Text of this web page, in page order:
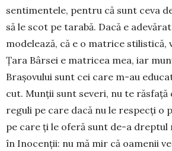
senti­mentele, pentru că sunt ceva
să le scot pe tarabă. Dacă e
modelează, că e o matrice stilistică,
Țara Bârsei e ma­­tricea mea, iar
Brașovului sunt cei care m-au
cut. Munții sunt se­veri, nu te răsfață
reguli pe care dacă nu le res­pecți o
pe ca­re ți le oferă sunt de-a drep­tul
în Inocenții: nu mă mir că oamenii